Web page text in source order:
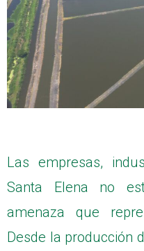
Las empresas,
Santa Elena no
amenaza que
Desde la producción